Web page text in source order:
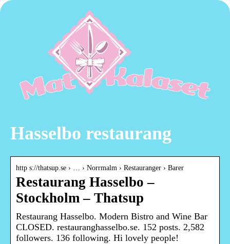
Hasselbo restaurang
http s://thatsup.se › … › Norrmalm › Restauranger › Barer
Restaurang Hasselbo –
Stockholm – Thatsup
Restaurang Hasselbo. Modern Bistro and Wine Bar
CLOSED. restauranghasselbo.se. 152 posts. 2,582
followers. 136 following. Hi lovely people!